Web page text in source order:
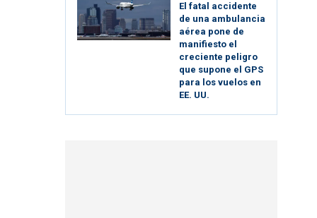
El fatal accidente
de una ambulancia
aérea pone de
manifiesto el
creciente peligro
que supone el GPS
para los vuelos en
EE. UU.